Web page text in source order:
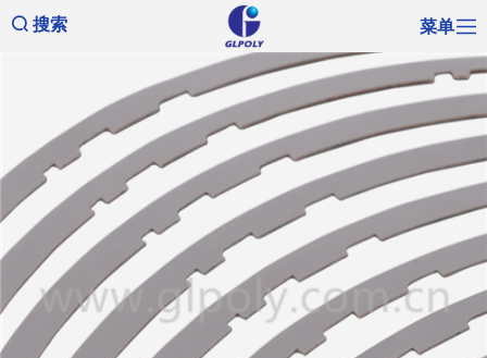
搜索 菜单